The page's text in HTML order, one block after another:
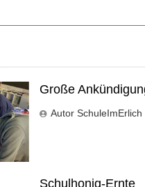
Große
Autor SchuleImErlich
Schulhonig-Ernte